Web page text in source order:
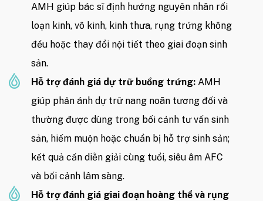
AMH giúp bác sĩ định hướng nguyên nhân rối
loạn kinh, vô kinh, kinh thưa, rụng trứng không
đều hoặc thay đổi nội tiết theo giai đoạn sinh
sản.
Hỗ trợ đánh giá dự trữ buồng trứng: AMH
giúp phản ánh dự trữ nang noãn tương đối và
thường được dùng trong bối cảnh tư vấn sinh
sản, hiếm muộn hoặc chuẩn bị hỗ trợ sinh sản;
kết quả cần diễn giải cùng tuổi, siêu âm AFC
và bối cảnh lâm sàng.
Hỗ trợ đánh giá giai đoạn hoàng thể và rụng